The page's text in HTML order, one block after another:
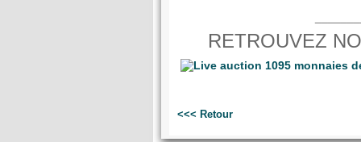
RETROUVEZ
<<< Retour